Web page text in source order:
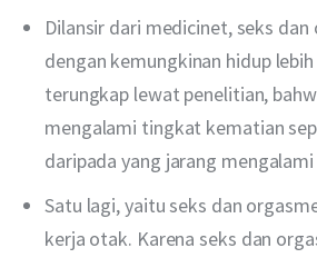
Dilansir dari medicinet, seks
dengan kemungkinan hidup
terungkap lewat penelitian,
mengalami tingkat kematian
daripada yang jarang
Satu lagi, yaitu seks dan
kerja otak. Karena seks dan